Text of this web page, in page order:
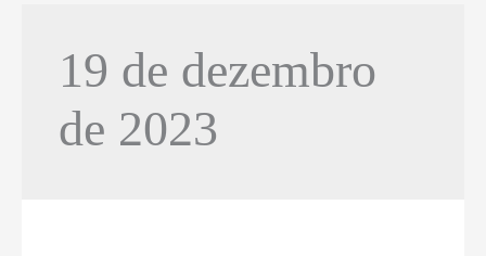
19 de dezembro
de 2023